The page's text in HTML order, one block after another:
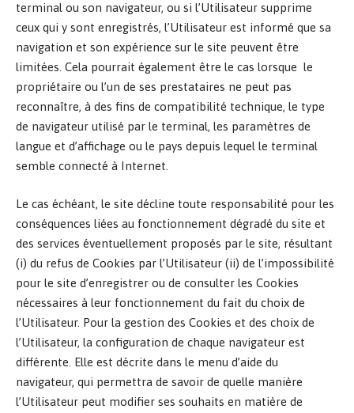
terminal ou son navigateur, ou si l’Utilisateur supprime
ceux qui y sont enregistrés, l’Utilisateur est informé que sa
navigation et son expérience sur le site peuvent être
limitées. Cela pourrait également être le cas lorsque le
propriétaire ou l’un de ses prestataires ne peut pas
reconnaître, à des fins de compatibilité technique, le type
de navigateur utilisé par le terminal, les paramètres de
langue et d’affichage ou le pays depuis lequel le terminal
semble connecté à Internet.
Le cas échéant, le site décline toute responsabilité pour les
conséquences liées au fonctionnement dégradé du site et
des services éventuellement proposés par le site, résultant
(i) du refus de Cookies par l’Utilisateur (ii) de l’impossibilité
pour le site d’enregistrer ou de consulter les Cookies
nécessaires à leur fonctionnement du fait du choix de
l’Utilisateur. Pour la gestion des Cookies et des choix de
l’Utilisateur, la configuration de chaque navigateur est
différente. Elle est décrite dans le menu d’aide du
navigateur, qui permettra de savoir de quelle manière
l’Utilisateur peut modifier ses souhaits en matière de